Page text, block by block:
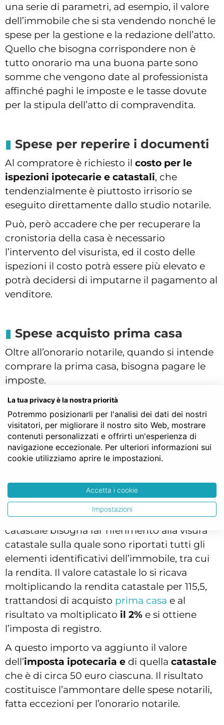
una serie di parametri, ad esempio, il valore
dell’immobile che si sta vendendo nonché le
spese per la gestione e la redazione dell’atto.
Quello che bisogna corrispondere non è
tutto onorario ma una buona parte sono
somme che vengono date al professionista
affinché paghi le imposte e le tasse dovute
per la stipula dell’atto di compravendita.
Spese per reperire i documenti
Al compratore è richiesto il costo per le
ispezioni ipotecarie e catastali, che
tendenzialmente è piuttosto irrisorio se
eseguito direttamente dallo studio notarile.
Può, però accadere che per recuperare la
cronistoria della casa è necessario
l’intervento del visurista, ed il costo delle
ispezioni il costo potrà essere più elevato e
potrà decidersi di imputarne il pagamento al
venditore.
Spese acquisto prima casa
Oltre all’onorario notarile, quando si intende
comprare la prima casa, bisogna pagare le
imposte.
In particolare perl’acquisto prima casa
l’importo dell’imposta di registroè inferiore
rispetto a quella che si deve corrispondere
quando si acquista una seconda casa.
Per sapere a quanto ammonta bisogna
intende acquistare e per farlo è necessario
tenere in considerazione larendita catastale
dell’immobile. Per capire qual è la rendita
catastale bisogna far riferimento alla visura
catastale sulla quale sono riportati tutti gli
elementi identificativi dell’immobile, tra cui
la rendita. Il valore catastale lo si ricava
moltiplicando la rendita catastale per 115,5,
trattandosi di acquisto prima casa e al
risultato va moltiplicato il 2% e si ottiene
l’imposta di registro.
A questo importo va aggiunto il valore
dell’imposta ipotecaria e di quella catastale
che è di circa 50 euro ciascuna. Il risultato
costituisce l’ammontare delle spese notarili,
fatta eccezioni per l’onorario notarile.
La tua privacy è la nostra priorità
Potremmo posizionarli per l'analisi dei dati dei nostri
visitatori, per migliorare il nostro sito Web, mostrare
contenuti personalizzati e offrirti un'esperienza di
navigazione eccezionale. Per ulteriori informazioni sui
cookie utilizziamo aprire le impostazioni.
Accetta i cookie
Impostazioni